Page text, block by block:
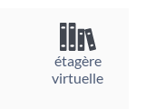
étagère
virtuelle